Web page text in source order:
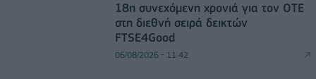
18η συνεχόμενη χρονιά για τον ΟΤΕ
στη διεθνή σειρά δεικτών
FTSE4Good
06/08/2026 - 11:42